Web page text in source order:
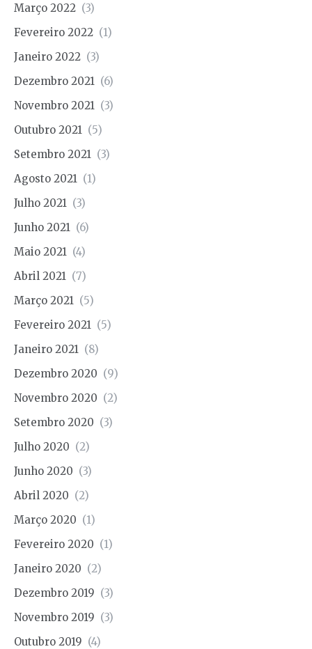
Março 2022 (3)
Fevereiro 2022 (1)
Janeiro 2022 (3)
Dezembro 2021 (6)
Novembro 2021 (3)
Outubro 2021 (5)
Setembro 2021 (3)
Agosto 2021 (1)
Julho 2021 (3)
Junho 2021 (6)
Maio 2021 (4)
Abril 2021 (7)
Março 2021 (5)
Fevereiro 2021 (5)
Janeiro 2021 (8)
Dezembro 2020 (9)
Novembro 2020 (2)
Setembro 2020 (3)
Julho 2020 (2)
Junho 2020 (3)
Abril 2020 (2)
Março 2020 (1)
Fevereiro 2020 (1)
Janeiro 2020 (2)
Dezembro 2019 (3)
Novembro 2019 (3)
Outubro 2019 (4)